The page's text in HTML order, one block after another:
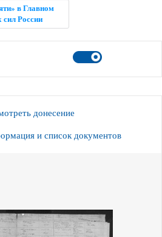
в Главном
России
донесение
и список документов